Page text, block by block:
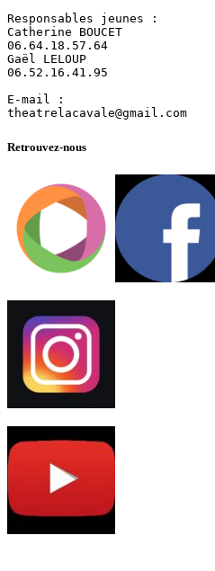
Responsables jeunes :
Catherine BOUCET
06.64.18.57.64
Gaël LELOUP
06.52.16.41.95
E-mail :
theatrelacavale@gmail.com
Retrouvez-nous